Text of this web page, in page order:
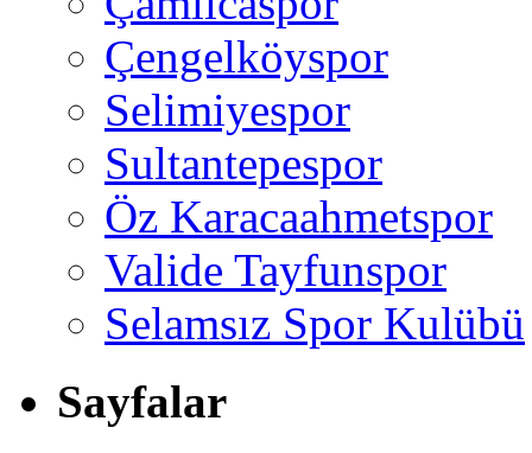
Çengelköyspor
Selimiyespor
Sultantepespor
Öz Karacaahmetspor
Valide Tayfunspor
Selamsız Spor Kulübü
Sayfalar